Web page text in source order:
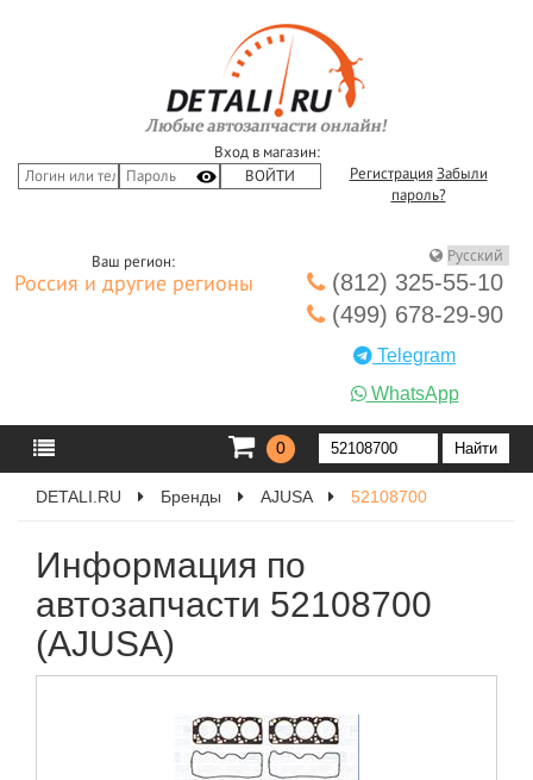
Вход в магазин:
Регистрация Забыли
пароль?
Ваш регион:
Россия и другие регионы
(812) 325-55-10
(499) 678-29-90
Telegram
WhatsApp
0
DETALI.RU Бренды AJUSA 52108700
Информация по
автозапчасти 52108700
(AJUSA)